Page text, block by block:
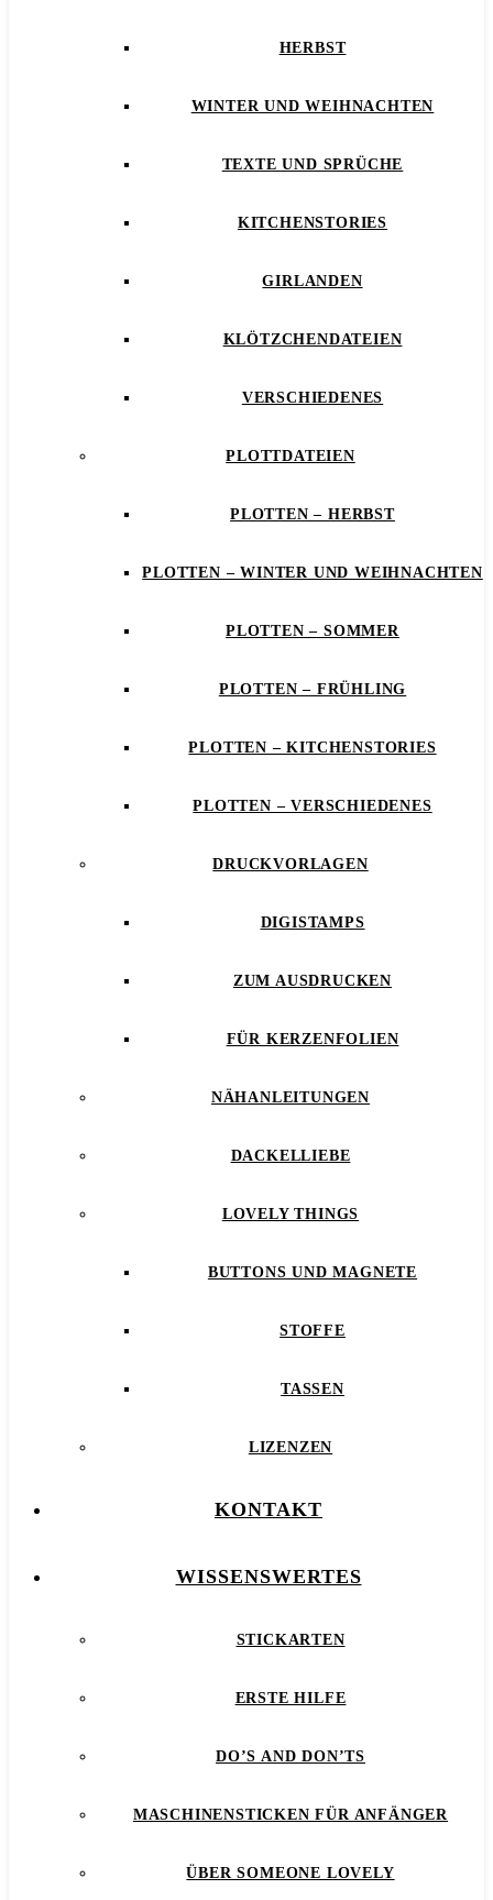
HERBST
WINTER UND WEIHNACHTEN
TEXTE UND SPRÜCHE
KITCHENSTORIES
GIRLANDEN
KLÖTZCHENDATEIEN
VERSCHIEDENES
PLOTTDATEIEN
PLOTTEN – HERBST
PLOTTEN – WINTER UND WEIHNACHTEN
PLOTTEN – SOMMER
PLOTTEN – FRÜHLING
PLOTTEN – KITCHENSTORIES
PLOTTEN – VERSCHIEDENES
DRUCKVORLAGEN
DIGISTAMPS
ZUM AUSDRUCKEN
FÜR KERZENFOLIEN
NÄHANLEITUNGEN
DACKELLIEBE
LOVELY THINGS
BUTTONS UND MAGNETE
STOFFE
TASSEN
LIZENZEN
KONTAKT
WISSENSWERTES
STICKARTEN
ERSTE HILFE
DO’S AND DON’TS
MASCHINENSTICKEN FÜR ANFÄNGER
ÜBER SOMEONE LOVELY